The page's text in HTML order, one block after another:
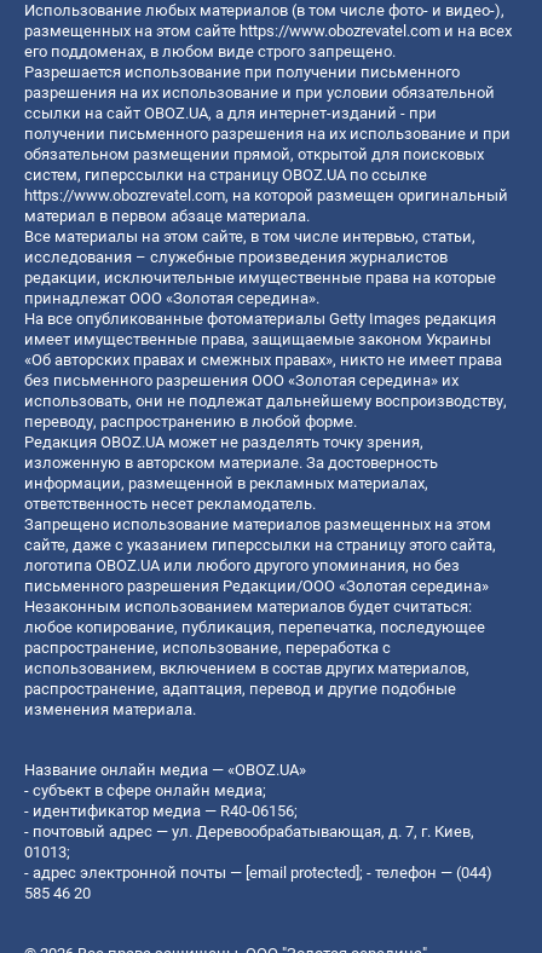
Использование любых материалов (в том числе фото- и видео-),
размещенных на этом сайте https://www.obozrevatel.com и на всех
его поддоменах, в любом виде строго запрещено.
Разрешается использование при получении письменного
разрешения на их использование и при условии обязательной
ссылки на сайт OBOZ.UA, а для интернет-изданий - при
получении письменного разрешения на их использование и при
обязательном размещении прямой, открытой для поисковых
систем, гиперссылки на страницу OBOZ.UA по ссылке
https://www.obozrevatel.com, на которой размещен оригинальный
материал в первом абзаце материала.
Все материалы на этом сайте, в том числе интервью, статьи,
исследования – служебные произведения журналистов
редакции, исключительные имущественные права на которые
принадлежат ООО «Золотая середина».
На все опубликованные фотоматериалы Getty Images редакция
имеет имущественные права, защищаемые законом Украины
«Об авторских правах и смежных правах», никто не имеет права
без письменного разрешения ООО «Золотая середина» их
использовать, они не подлежат дальнейшему воспроизводству,
переводу, распространению в любой форме.
Редакция OBOZ.UA может не разделять точку зрения,
изложенную в авторском материале. За достоверность
информации, размещенной в рекламных материалах,
ответственность несет рекламодатель.
Запрещено использование материалов размещенных на этом
сайте, даже с указанием гиперссылки на страницу этого сайта,
логотипа OBOZ.UA или любого другого упоминания, но без
письменного разрешения Редакции/ООО «Золотая середина»
Незаконным использованием материалов будет считаться:
любое копирование, публикация, перепечатка, последующее
распространение, использование, переработка с
использованием, включением в состав других материалов,
распространение, адаптация, перевод и другие подобные
изменения материала.
Название онлайн медиа — «OBOZ.UA»
- субъект в сфере онлайн медиа;
- идентификатор медиа — R40-06156;
- почтовый адрес — ул. Деревообрабатывающая, д. 7, г. Киев,
01013;
- адрес электронной почты — [email protected] ; - телефон — (044)
585 46 20